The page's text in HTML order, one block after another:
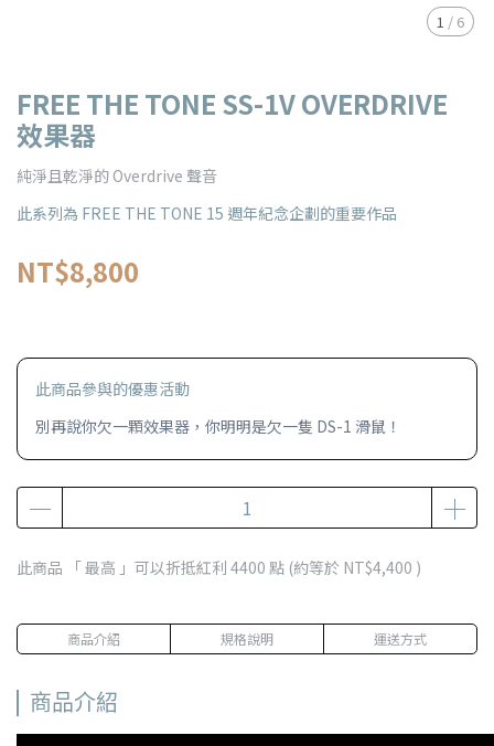
1 / 6
FREE THE TONE SS-1V OVERDRIVE
效果器
純淨且乾淨的 Overdrive 聲音
此系列為 FREE THE TONE 15 週年紀念企劃的重要作品
NT$8,800
此商品參與的優惠活動
別再說你欠一顆效果器，你明明是欠一隻 DS-1 滑鼠！
此商品 「 最高 」可以折抵紅利 4400 點 (約等於 NT$4,400 )
商品介紹 規格說明 運送方式
商品介紹